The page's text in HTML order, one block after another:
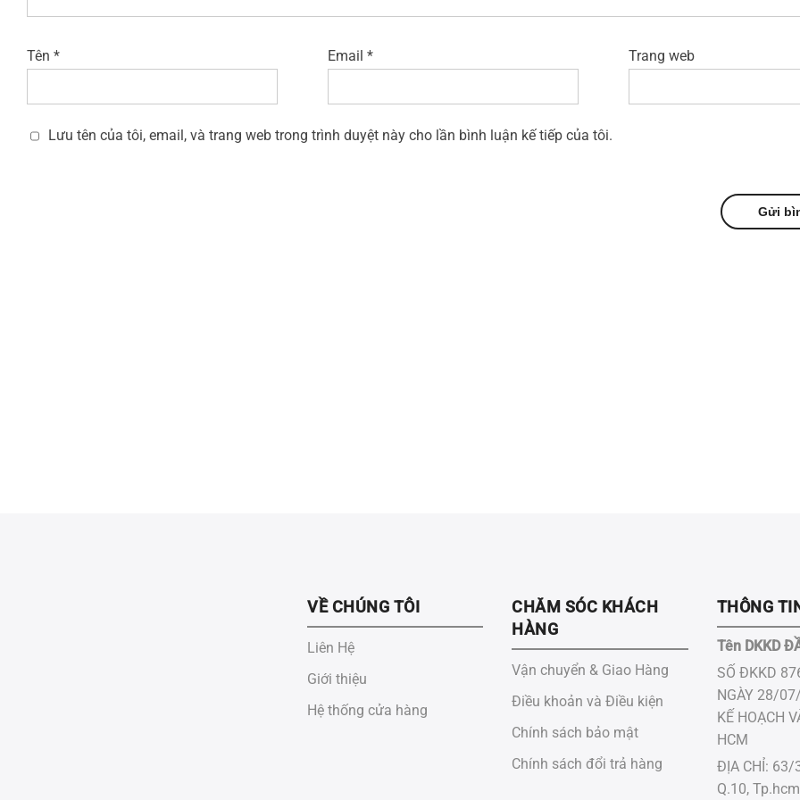
Tên * Email* Trang web
Lưu tên của tôi, email, và trang web trong trình duyệt này cho lần bình luận kế tiếp của tôi.
VỀ CHÚNG TÔI
Liên Hệ
Giới thiệu
Hệ thống cửa hàng
CHĂM SÓC KHÁCH
HÀNG
Vận chuyển & Giao Hàng
Điều khoản và Điều kiện
Chính sách bảo mật
Chính sách đổi trả hàng
THÔNG
Tên DKKD
SỐ ĐKKD
NGÀY 28/
KẾ HOẠCH
HCM
ĐỊA CHỈ: 63/
Q.10, Tp.hcm